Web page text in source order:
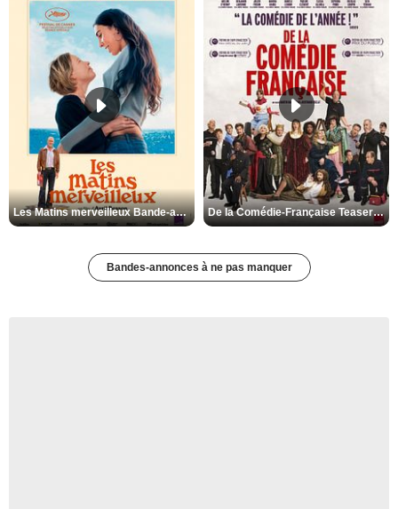
Les Matins merveilleux Bande-annonce VF De la Comédie-Française Teaser VF
Bandes-annonces à ne pas manquer